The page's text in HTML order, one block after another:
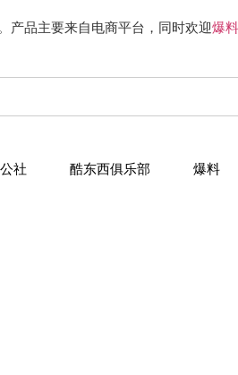
产品主要来自电商平台，同时欢迎爆料
社 酷东西俱乐部 爆料